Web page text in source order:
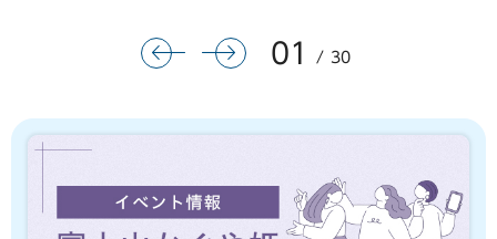
前のスライドを表示
次のスライドを表示
01 30